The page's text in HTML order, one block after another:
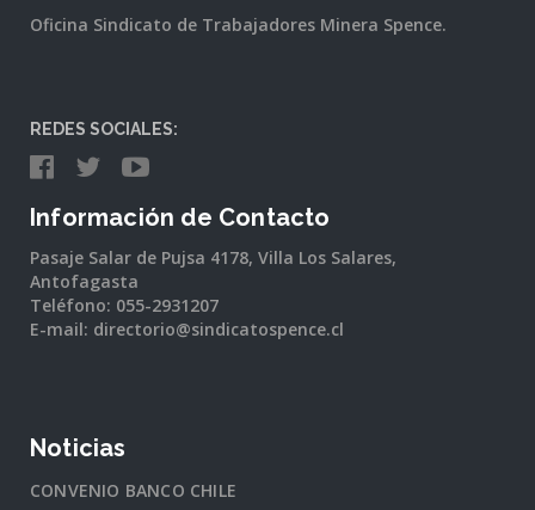
Oficina Sindicato de Trabajadores Minera Spence.
REDES SOCIALES:
Información de Contacto
Pasaje Salar de Pujsa 4178, Villa Los Salares,
Antofagasta
Teléfono: 055-2931207
E-mail: directorio@sindicatospence.cl
Noticias
CONVENIO BANCO CHILE